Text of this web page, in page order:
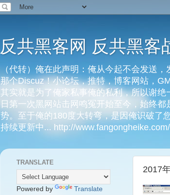
反共黑客网 反共黑客
（代转）俺在此声明：俺从今起不会发送
那个Discuz！小论坛，推特，博客网站，
其实就是为了俺家私事俺的私利，所以谢
日第一次黑网站击网鸣冤开始至今，始终
势。至于俺的180度大转弯，是因俺识破了
持续更新中... http://
2017
TRANSLATE
Powered by Translate